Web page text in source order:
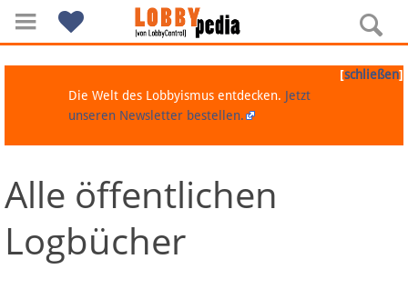
Navigation
Über Lobbypedia
[schließen]
Die Welt des Lobbyismus entdecken. Jetzt
unseren Newsletter bestellen.
Alle öffentlichen
Logbücher